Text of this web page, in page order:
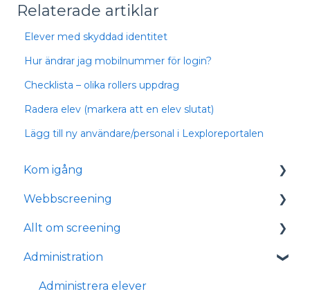
Relaterade artiklar
Elever med skyddad identitet
Hur ändrar jag mobilnummer för login?
Checklista – olika rollers uppdrag
Radera elev (markera att en elev slutat)
Lägg till ny användare/personal i Lexploreportalen
Kom igång
Logga in
Tekniska krav med eyetracker
Installation med eyetracker
Administration
Webbscreening
Kom igång med webbscreening
Lär dig mer om webbscreening
FAQ
Allt om screening
Allmänt
Förberedelser inför Screening
Administration
Administrera elever